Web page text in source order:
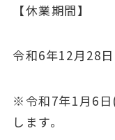
【休業期間】
令和6年12月28
※令和7年1月6日
します。